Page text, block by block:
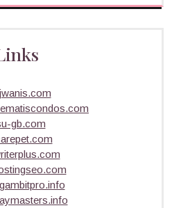
gb.com